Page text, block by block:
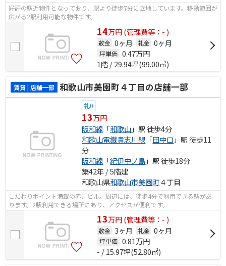
好評の駅近物件となっており、駅より徒歩7分に立地しています。移動範囲が
広がる2駅利用可能な物件です。
14万円(管理費等：- )
敷金 0ヶ月 礼金 0ヶ月
坪単価 0.47万円
1階 / 29.94坪(99.00㎡)
賃貸 | 店舗一部 和歌山市美園町４丁目の店舗一部
礼0
13万円
阪和線 「和歌山」駅 徒歩4分
和歌山電鐵貴志川線 「田中口 」駅 徒歩11
分
阪和線 「紀伊中ノ島」駅 徒歩18分
築42年 / 5階建
和歌山県和歌山市美園町４丁目
こだわりポイント満載の赤井ビル。周辺には、徒歩4分で利用できる駅があ
ります。2駅利用できる場所にあり、アクセスが便利です。
13万円(管理費等：- )
敷金 3ヶ月 礼金 0ヶ月
坪単価 0.81万円
- / 15.97坪(52.80㎡)